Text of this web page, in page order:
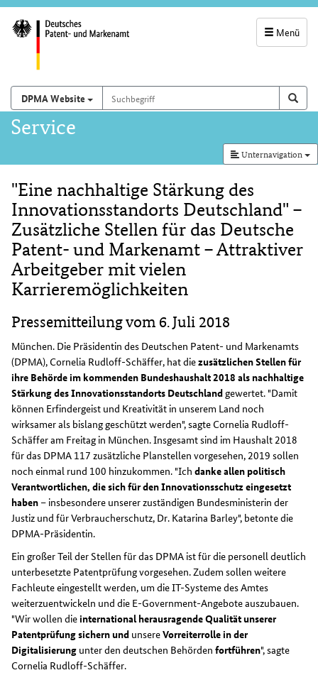
Menü
und
Suchfeld
Suchen auf
DPMA Website Suchbegriff
Hauptnavigation
Service
Unternavigation
Inhalt
"Eine nachhaltige Stärkung des
Innovationsstandorts Deutschland" –
Zusätzliche Stellen für das Deutsche
Patent- und Markenamt – Attraktiver
Arbeitgeber mit vielen
Karrieremöglichkeiten
Pressemitteilung vom 6. Juli 2018
München. Die Präsidentin des Deutschen Patent- und Markenamts
(DPMA), Cornelia Rudloff-Schäffer, hat diezusätzlichen Stellen für
ihre Behörde im kommenden Bundeshaushalt 2018 als nachhaltige
Stärkung des Innovationsstandorts Deutschlandgewertet. "Damit
können Erfindergeist und Kreativität in unserem Land noch
wirksamer als bislang geschützt werden", sagte Cornelia Rudloff-
Schäffer am Freitag in München. Insgesamt sind im Haushalt 2018
für das DPMA 117 zusätzliche Planstellen vorgesehen, 2019 sollen
noch einmal rund 100 hinzukommen. "Ich danke allen politisch
Verantwortlichen, die sich für den Innovationsschutz eingesetzt
haben – insbesondere unserer zuständigen Bundesministerin der
Justiz und für Verbraucherschutz, Dr. Katarina Barley", betonte die
DPMA-Präsidentin.
Ein großer Teil der Stellen für das DPMA ist für die personell deutlich
unterbesetzte Patentprüfung vorgesehen. Zudem sollen weitere
Fachleute eingestellt werden, um die IT-Systeme des Amtes
weiterzuentwickeln und die E-Government-Angebote auszubauen.
"Wir wollen die international herausragende Qualität unserer
Patentprüfung sichern und unsereVorreiterrolle in der
Digitalisierung unter den deutschen Behörden fortführen", sagte
Cornelia Rudloff-Schäffer.